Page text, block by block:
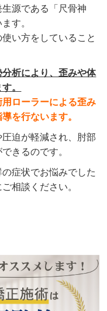
源である「尺骨神
す。
い方をしていること
分析により、歪みや体
。
ローラーによる歪み
を行ないます。
迫が軽減され、肘部
できるのです。
症状でお悩みでした
相談ください。